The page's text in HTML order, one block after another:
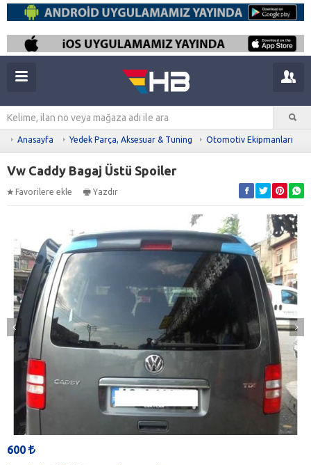
Anasayfa Yedek Parça, Aksesuar & Tuning Otomotiv Ekipmanları
Vw Caddy Bagaj Üstü Spoiler
Favorilere ekle Yazdır
600